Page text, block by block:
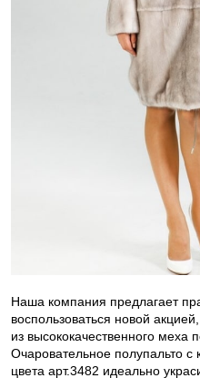
Наша компания предлагает
воспользоваться новой
из высококачественного меха
Очаровательное полупальто
цвета арт.3482 идеально